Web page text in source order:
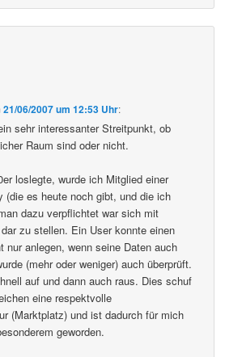
21/06/2007 um 12:53 Uhr:
sehr interessanter Streitpunkt, ob
Raum sind oder nicht.
loslegte, wurde ich Mitglied einer
(die es heute noch gibt, und die ich
dazu verpflichtet war sich mit
zu stellen. Ein User konnte einen
nur anlegen, wenn seine Daten auch
(mehr oder weniger) auch überprüft.
auf und dann auch raus. Dies schuf
eine respektvolle
(Marktplatz) und ist dadurch für mich
geworden.